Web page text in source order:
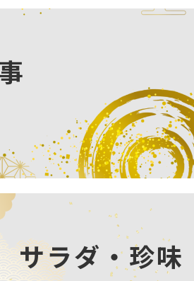
サラダ・珍味